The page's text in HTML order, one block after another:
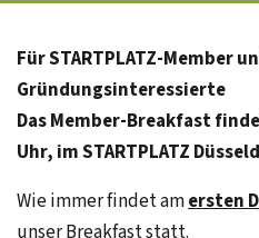
Für STARTPLATZ-Member
Gründungsinteressierte
Das Member-Breakfast
Uhr, im STARTPLATZ
Wie immer findet amersten
unser Breakfast statt.